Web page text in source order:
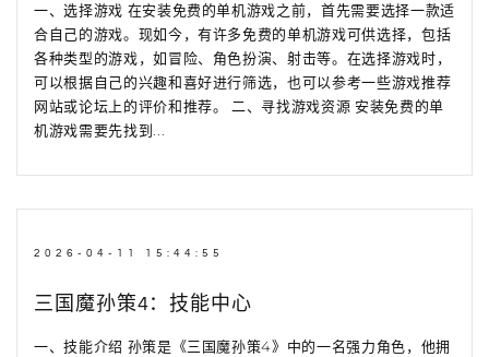
一、选择游戏 在安装免费的单机游戏之前，首先需要选择一款适
合自己的游戏。现如今，有许多免费的单机游戏可供选择，包括
各种类型的游戏，如冒险、角色扮演、射击等。在选择游戏时，
可以根据自己的兴趣和喜好进行筛选，也可以参考一些游戏推荐
网站或论坛上的评价和推荐。 二、寻找游戏资源 安装免费的单
机游戏需要先找到...
2026-04-11 15:44:55
三国魔孙策4：技能中心
一、技能介绍 孙策是《三国魔孙策4》中的一名强力角色，他拥